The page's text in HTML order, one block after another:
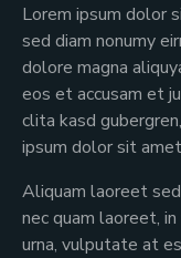
Lorem ipsum dolor
sed diam nonumy
dolore magna
eos et accusam et
clita kasd
ipsum dolor sit
Aliquam laoreet sed
nec quam laoreet,
urna, vulputate at